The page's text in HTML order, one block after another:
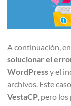
A continuación,
solucionar el
WordPressy el
archivos. Este
VestaCP, pero